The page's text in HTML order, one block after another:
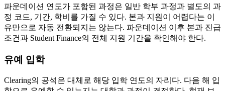
파운데이션 연도가 포함된 과정은 일반 학부 과정과 별도의 과
정 코드, 기간, 학비를 가질 수 있다. 본과 지원이 어렵다는 이
유만으로 자동 전환되지는 않는다. 파운데이션 이후 본과 진급
조건과 Student Finance의 전체 지원 기간을 확인해야 한다.
유예 입학
Clearing의 공석은 대체로 해당 입학 연도의 자리다. 다음 해 입